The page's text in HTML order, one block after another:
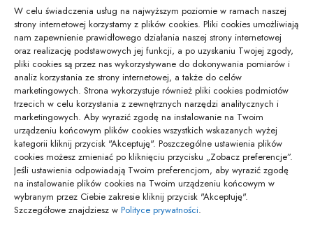
W celu świadczenia usług na najwyższym poziomie w ramach naszej
strony internetowej korzystamy z plików cookies. Pliki cookies umożliwiają
nam zapewnienie prawidłowego działania naszej strony internetowej
oraz realizację podstawowych jej funkcji, a po uzyskaniu Twojej zgody,
pliki cookies są przez nas wykorzystywane do dokonywania pomiarów i
analiz korzystania ze strony internetowej, a także do celów
marketingowych. Strona wykorzystuje również pliki cookies podmiotów
trzecich w celu korzystania z zewnętrznych narzędzi analitycznych i
marketingowych. Aby wyrazić zgodę na instalowanie na Twoim
urządzeniu końcowym plików cookies wszystkich wskazanych wyżej
kategorii kliknij przycisk "Akceptuję". Poszczególne ustawienia plików
cookies możesz zmieniać po kliknięciu przycisku „Zobacz preferencje”.
Jeśli ustawienia odpowiadają Twoim preferencjom, aby wyrazić zgodę
na instalowanie plików cookies na Twoim urządzeniu końcowym w
wybranym przez Ciebie zakresie kliknij przycisk "Akceptuję".
Szczegółowe znajdziesz w Polityce prywatności.
12/09/2024
Jaki kod odpadu dla świetlówek – aktualna…
01/02/2026
Gdzie zostawić bagaż podczas zwiedzania
Modlina –…
16/10/2025
pozyjonowanie lokalne